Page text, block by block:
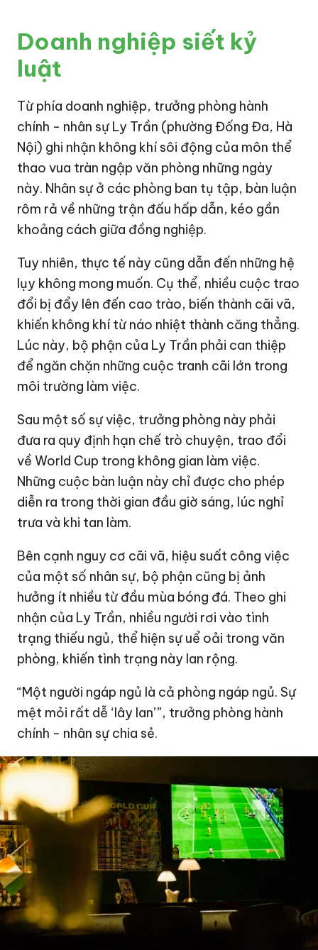
Doanh nghiệp siết kỷ
luật
Từ phía doanh nghiệp, trưởng phòng hành
chính - nhân sự Ly Trần (phường Đống Đa, Hà
Nội) ghi nhận không khí sôi động của môn thể
thao vua tràn ngập văn phòng những ngày
này. Nhân sự ở các phòng ban tụ tập, bàn luận
rôm rả về những trận đấu hấp dẫn, kéo gần
khoảng cách giữa đồng nghiệp.
Tuy nhiên, thực tế này cũng dẫn đến những hệ
lụy không mong muốn. Cụ thể, nhiều cuộc trao
đổi bị đẩy lên đến cao trào, biến thành cãi vã,
khiến không khí từ náo nhiệt thành căng thẳng.
Lúc này, bộ phận của Ly Trần phải can thiệp
để ngăn chặn những cuộc tranh cãi lớn trong
môi trường làm việc.
Sau một số sự việc, trưởng phòng này phải
đưa ra quy định hạn chế trò chuyện, trao đổi
về World Cup trong không gian làm việc.
Những cuộc bàn luận này chỉ được cho phép
diễn ra trong thời gian đầu giờ sáng, lúc nghỉ
trưa và khi tan làm.
Bên cạnh nguy cơ cãi vã, hiệu suất công việc
của một số nhân sự, bộ phận cũng bị ảnh
hưởng ít nhiều từ đầu mùa bóng đá. Theo ghi
nhận của Ly Trần, nhiều người rơi vào tình
trạng thiếu ngủ, thể hiện sự uể oải trong văn
phòng, khiến tình trạng này lan rộng.
“Một người ngáp ngủ là cả phòng ngáp ngủ. Sự
mệt mỏi rất dễ ‘lây lan’”, trưởng phòng hành
chính - nhân sự chia sẻ.